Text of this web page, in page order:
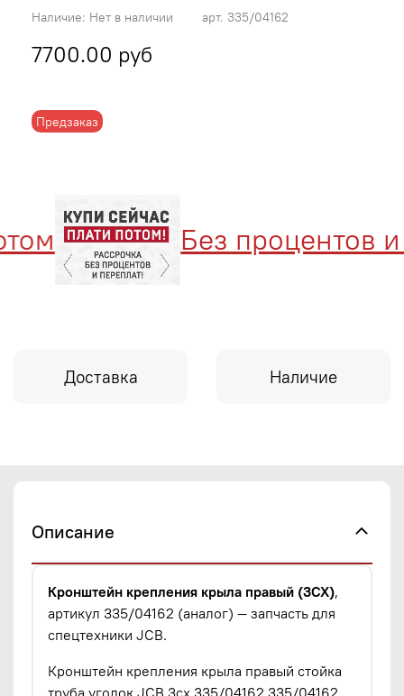
арт. 335/04162
Наличие: Нет в наличии
Предзаказ
7700.00 руб
Без процентов и
Доставка Наличие
Описание
Кронштейн крепления крыла правый (3CX),
артикул 335/04162 (аналог) — запчасть для
спецтехники JCB.
Кронштейн крепления крыла правый стойка
труба уголок JCB 3cx 335/04162 335/04162